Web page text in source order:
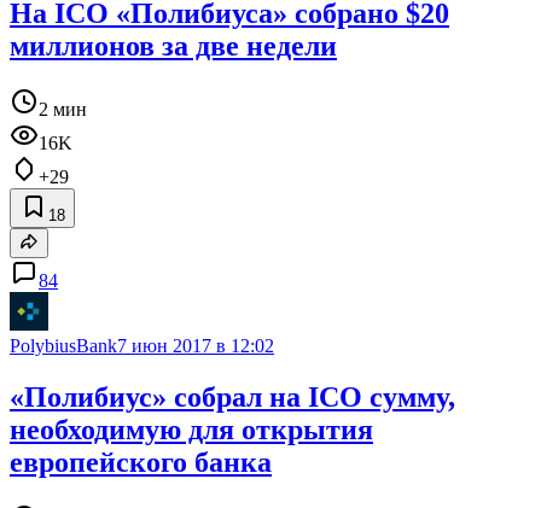
На ICO «Полибиуса» собрано $20
миллионов за две недели
2 мин
16K
+29
18
84
PolybiusBank7 июн 2017 в 12:02
«Полибиус» собрал на ICO сумму,
необходимую для открытия
европейского банка